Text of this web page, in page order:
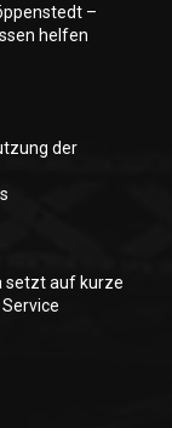
–
helfen
der
setzt auf kurze